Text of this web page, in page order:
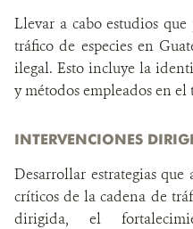
Llevar a cabo estudios
tráfico de especies en
ilegal. Esto incluye la
y métodos empleados en el
INTERVENCIONES
Desarrollar estrategias
críticos de la cadena de
dirigida, el